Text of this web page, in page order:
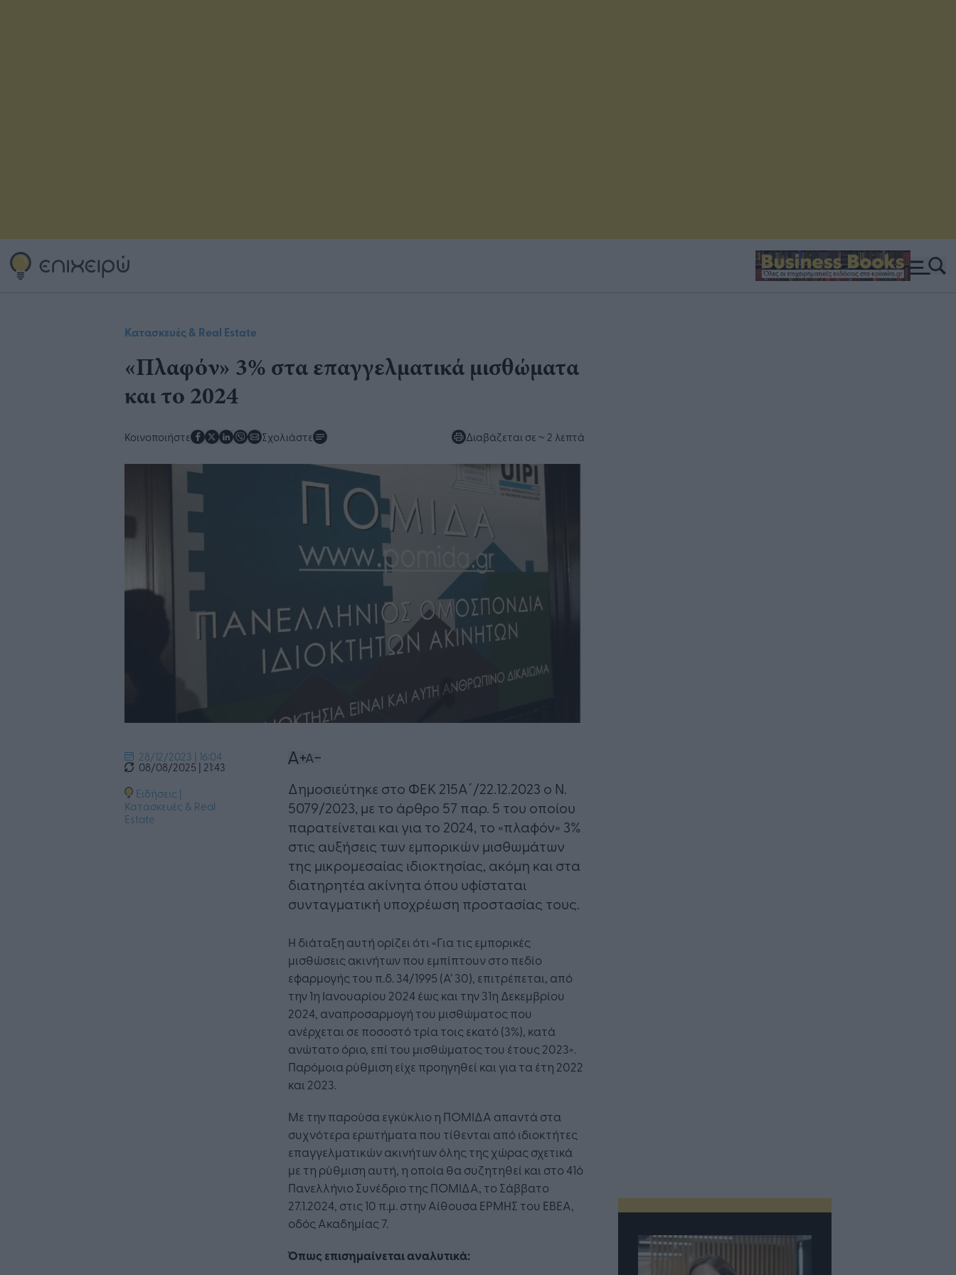
Κατασκευές & Real Estate
«Πλαφόν» 3% στα επαγγελματικά μισθώματα
και το 2024
Κοινοποιήστε Σχολιάστε Διαβάζεται σε ~ 2 λεπτά
28/12/2023 | 16:04
08/08/2025 | 21:43
Ειδήσεις |
Κατασκευές & Real
Estate
Δημοσιεύτηκε στο ΦΕΚ 215Α΄/22.12.2023 ο Ν.
5079/2023, με το άρθρο 57 παρ. 5 του οποίου
παρατείνεται και για το 2024, το «πλαφόν» 3%
στις αυξήσεις των εμπορικών μισθωμάτων
της μικρομεσαίας ιδιοκτησίας, ακόμη και στα
διατηρητέα ακίνητα όπου υφίσταται
συνταγματική υποχρέωση προστασίας τους.
Η διάταξη αυτή ορίζει ότι «Για τις εμπορικές
μισθώσεις ακινήτων που εμπίπτουν στο πεδίο
εφαρμογής του π.δ. 34/1995 (Α’ 30), επιτρέπεται, από
την 1η Ιανουαρίου 2024 έως και την 31η Δεκεμβρίου
2024, αναπροσαρμογή του μισθώματος που
ανέρχεται σε ποσοστό τρία τοις εκατό (3%), κατά
ανώτατο όριο, επί του μισθώματος του έτους 2023».
Παρόμοια ρύθμιση είχε προηγηθεί και για τα έτη 2022
και 2023.
Με την παρούσα εγκύκλιο η ΠΟΜΙΔΑ απαντά στα
συχνότερα ερωτήματα που τίθενται από ιδιοκτήτες
επαγγελματικών ακινήτων όλης της χώρας σχετικά
με τη ρύθμιση αυτή, η οποία θα συζητηθεί και στο 41ό
Πανελλήνιο Συνέδριο της ΠΟΜΙΔΑ, το Σάββατο
27.1.2024, στις 10 π.μ. στην Αίθουσα ΕΡΜΗΣ του ΕΒΕΑ,
οδός Ακαδημίας 7.
Όπως επισημαίνεται αναλυτικά: